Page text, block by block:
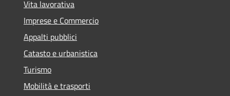
Vita lavorativa
Imprese e Commercio
Appalti pubblici
Catasto e urbanistica
Turismo
Mobilità e trasporti